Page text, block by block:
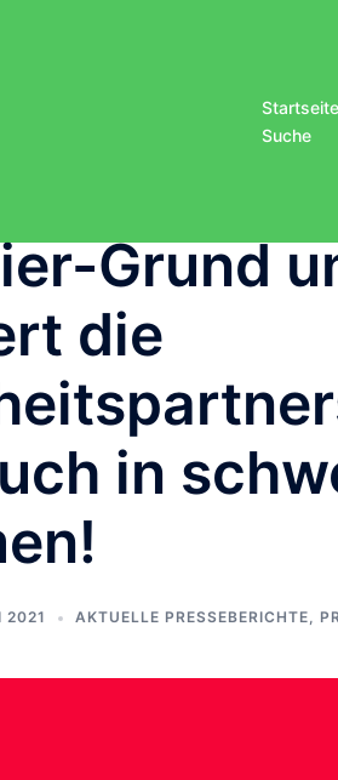
Startseite
Suche
Grund
die
in
2021 AKTUELLE PRESSEBERICHTE,